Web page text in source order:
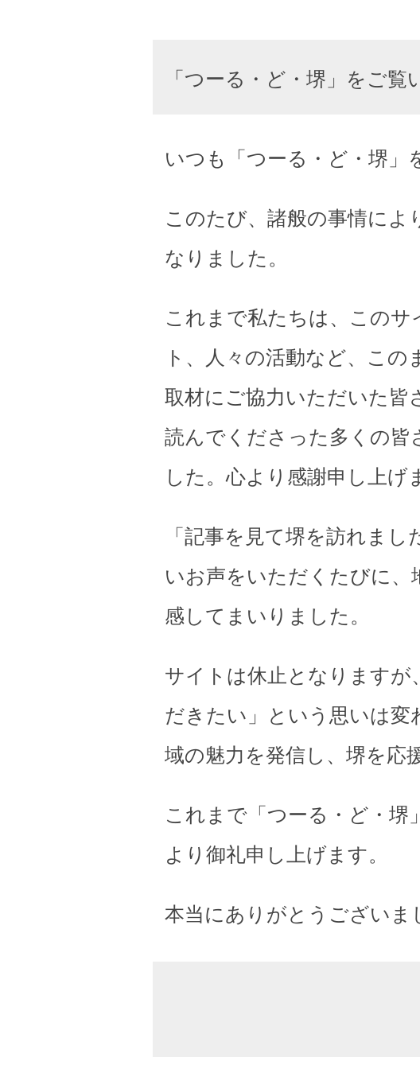
「つーる・ど・堺」をご
いつも「つーる・ど・堺」
このたび、諸般の事情によ
なりました。
これまで私たちは、このサ
ト、人々の活動など、こ
取材にご協力いただいた皆
読んでくださった多くの皆
した。心より感謝申し上げ
「記事を見て堺を訪れま
いお声をいただくたびに、
感してまいりました。
サイトは休止となりますが
だきたい」という思いは
域の魅力を発信し、堺を応
これまで「つーる・ど・
より御礼申し上げます。
本当にありがとうございま